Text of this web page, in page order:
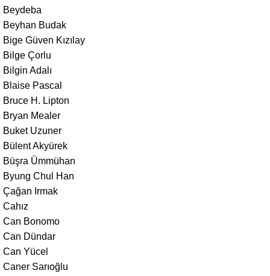
Beydeba
Beyhan Budak
Bige Güven Kızılay
Bilge Çorlu
Bilgin Adalı
Blaise Pascal
Bruce H. Lipton
Bryan Mealer
Buket Uzuner
Bülent Akyürek
Büşra Ümmühan
Byung Chul Han
Çağan Irmak
Cahız
Can Bonomo
Can Dündar
Can Yücel
Caner Sarıoğlu